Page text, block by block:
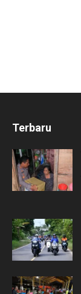
Terbaru